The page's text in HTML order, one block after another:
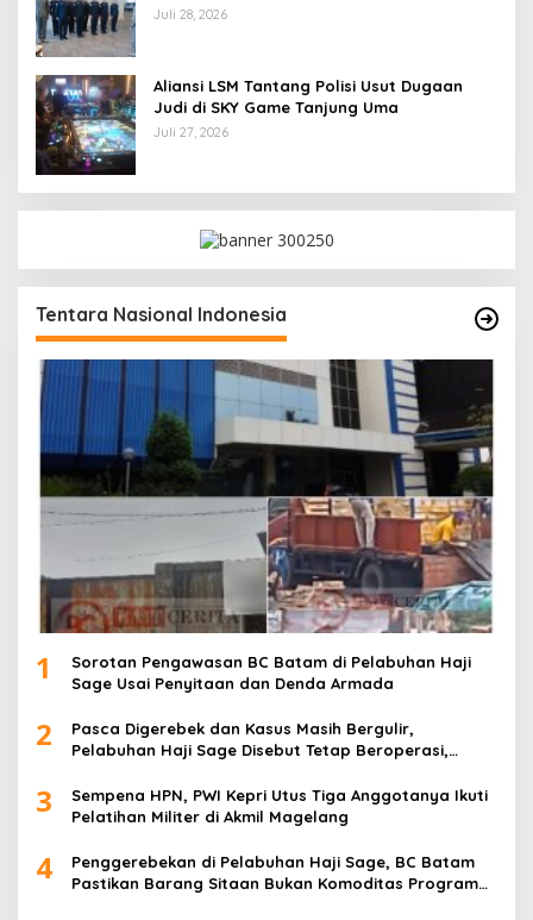
Juli 28, 2026
Aliansi LSM Tantang Polisi Usut Dugaan
Judi di SKY Game Tanjung Uma
Juli 27, 2026
Tentara Nasional Indonesia
1
Sorotan Pengawasan BC Batam di Pelabuhan Haji
Sage Usai Penyitaan dan Denda Armada
2
Pasca Digerebek dan Kasus Masih Bergulir,
Pelabuhan Haji Sage Disebut Tetap Beroperasi,
3
Sempena HPN, PWI Kepri Utus Tiga Anggotanya Ikuti
Pelatihan Militer di Akmil Magelang
4
Penggerebekan di Pelabuhan Haji Sage, BC Batam
Pastikan Barang Sitaan Bukan Komoditas Program